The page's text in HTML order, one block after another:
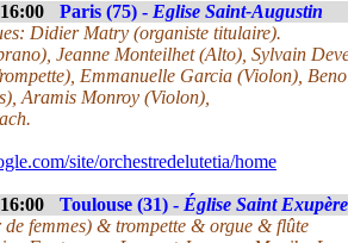
16:00 Paris (75) - Eglise Saint-Augustin
Didier Matry (organiste titulaire).
Jeanne Monteilhet (Alto), Sylvain
Emmanuelle Garcia (Violon),
Aramis Monroy (Violon),
site/orchestredelutetia/home
16:00 Toulouse (31) - Église Saint Exupère
femmes) & trompette & orgue & flûte